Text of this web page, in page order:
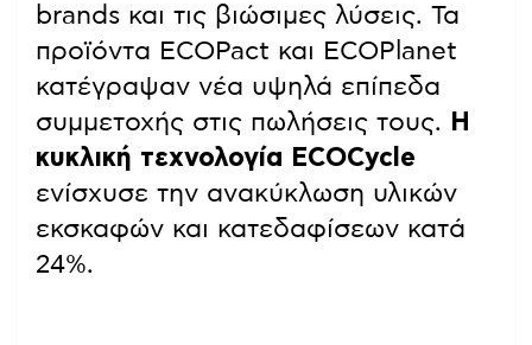
brands και τις βιώσιμες λύσεις. Τα
προϊόντα ECOPact και ECOPlanet
κατέγραψαν νέα υψηλά επίπεδα
συμμετοχής στις πωλήσεις τους.
Η
κυκλική τεχνολογία ECOCycle
ενίσχυσε την ανακύκλωση υλικών
εκσκαφών και κατεδαφίσεων κατά
24%.